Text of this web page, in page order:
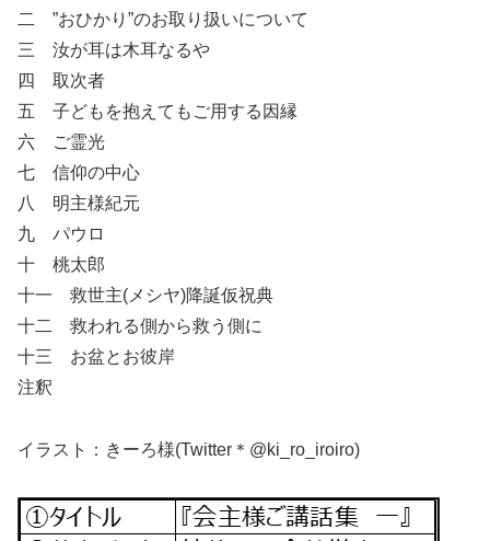
二 ”おひかり”のお取り扱いについて
三 汝が耳は木耳なるや
四 取次者
五 子どもを抱えてもご用する因縁
六 ご霊光
七 信仰の中心
八 明主様紀元
九 パウロ
十 桃太郎
十一 救世主(メシヤ)降誕仮祝典
十二 救われる側から救う側に
十三 お盆とお彼岸
注釈
イラスト：きーろ様(Twitter＊@ki_ro_iroiro)